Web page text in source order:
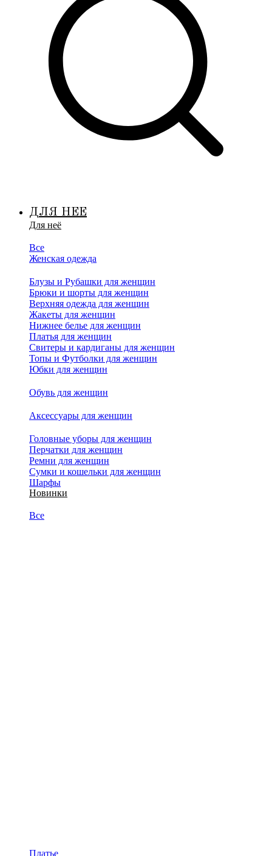
ДЛЯ НЕЕ
Для неё
Все
Женская одежда
Блузы и Рубашки для женщин
Брюки и шорты для женщин
Верхняя одежда для женщин
Жакеты для женщин
Нижнее белье для женщин
Платья для женщин
Свитеры и кардиганы для женщин
Топы и Футболки для женщин
Юбки для женщин
Обувь для женщин
Аксессуары для женщин
Головные уборы для женщин
Перчатки для женщин
Ремни для женщин
Сумки и кошельки для женщин
Шарфы
Новинки
Все
Платье